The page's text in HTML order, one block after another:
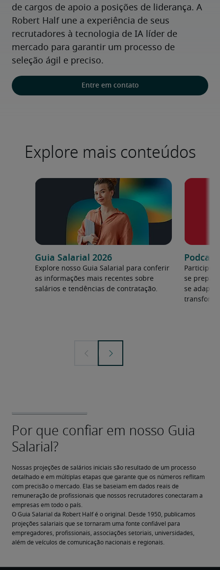
de cargos de apoio a posições de liderança. A
Robert Half une a experiência de seus
recrutadores à tecnologia de IA líder de
mercado para garantir um processo de
seleção ágil e preciso.
Entre em contato
Explore mais conteúdos
Guia Salarial 2026
Explore nosso Guia Salarial para conferir
as informações mais recentes sobre
salários e tendências de contratação.
Participe
se
se
Nossas projeções de salários iniciais são resultado de um processo
detalhado e em múltiplas etapas que garante que os números reflitam
com precisão o mercado. Elas se baseiam em dados reais de
remuneração de profissionais que nossos recrutadores conectaram a
empresas em todo o país.
O Guia Salarial da Robert Half é o original. Desde 1950, publicamos
projeções salariais que se tornaram uma fonte confiável para
empregadores, profissionais, associações setoriais, universidades,
além de veículos de comunicação nacionais e regionais.